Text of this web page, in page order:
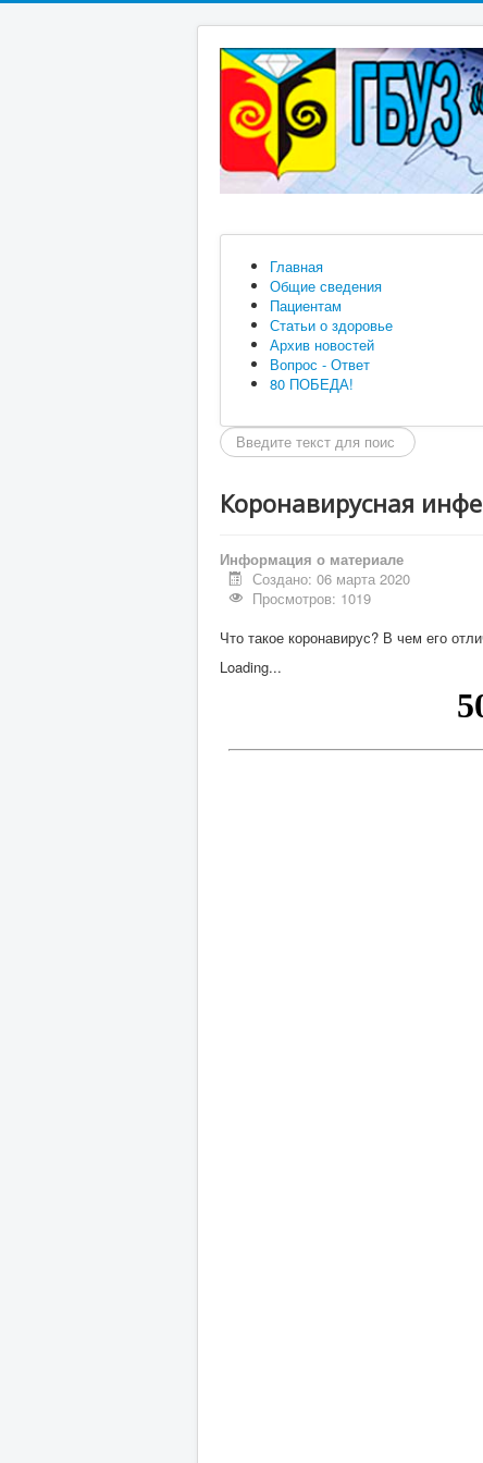
Главная
Общие сведения
Пациентам
Статьи о здоровье
Архив новостей
Вопрос - Ответ
80 ПОБЕДА!
Искать...
Коронавирусная
Информация о материале
Создано: 06 марта 2020
Просмотров: 1019
Что такое коронавирус? В чем его
Loading...